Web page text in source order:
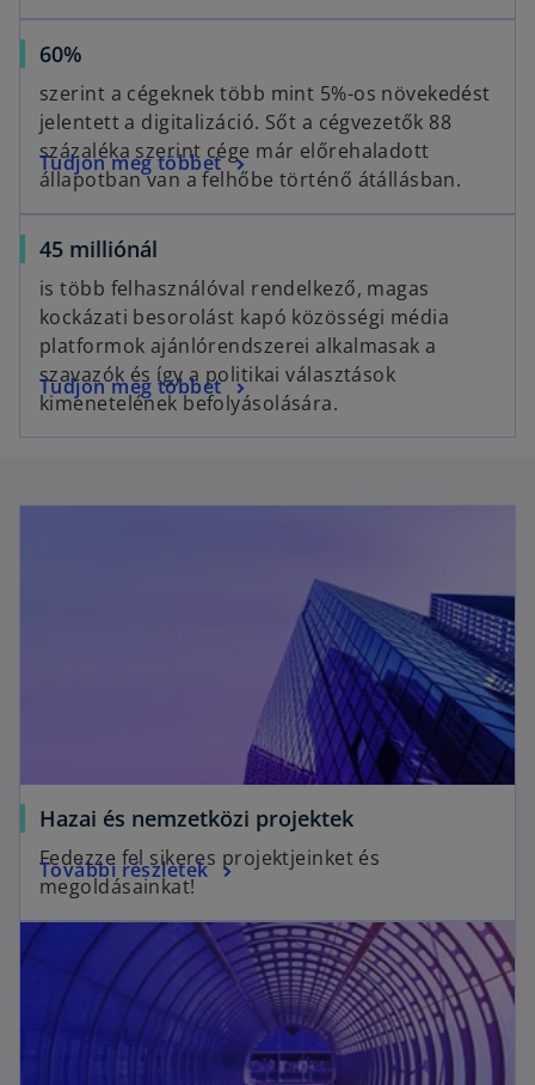
e
w
t
a
b
60%
p
e
n
s
i
n
a
n
e
w
t
a
szerint a cégeknek több mint 5%-os növekedést
jelentett a digitalizáció. Sőt a cégvezetők 88
százaléka szerint cége már előrehaladott
állapotban van a felhőbe történő átállásban.
Tudjon meg többet
o
p
e
n
s
i
a
n
a
45 milliónál
e
n
s
i
n
e
is több felhasználóval rendelkező, magas
kockázati besorolást kapó közösségi média
platformok ajánlórendszerei alkalmasak a
szavazók és így a politikai választások
kimenetelének befolyásolására.
Tudjon meg többet
o
p
e
s
Hazai és nemzetközi projektek
Fedezze fel sikeres projektjeinket és
megoldásainkat!
További részletek